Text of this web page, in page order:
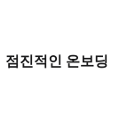
점진적인 온보딩